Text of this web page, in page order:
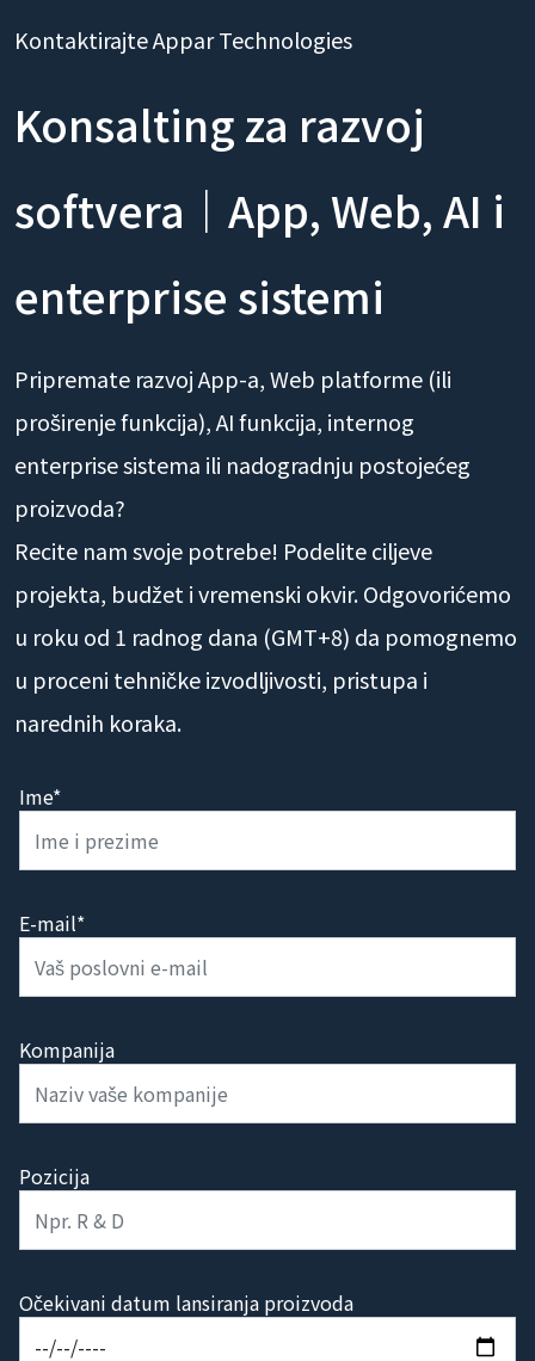
Konsalting za razvoj
softvera｜App, Web, AI i
enterprise sistemi
Pripremate razvoj App-a, Web platforme (ili
proširenje funkcija), AI funkcija, internog
enterprise sistema ili nadogradnju postojećeg
proizvoda?
Recite nam svoje potrebe! Podelite ciljeve
projekta, budžet i vremenski okvir. Odgovorićemo
u roku od 1 radnog dana (GMT+8) da pomognemo
u proceni tehničke izvodljivosti, pristupa i
Ime*
E-mail*
Kompanija
Pozicija
Očekivani datum lansiranja proizvoda